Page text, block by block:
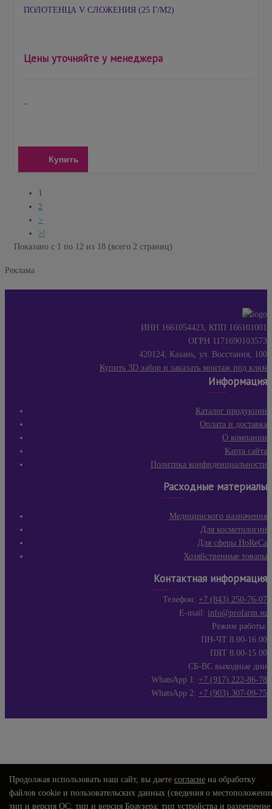
ПОЛОТЕНЦА V СЛОЖЕНИЯ (25 Г/М2)
Цены уточняйте у менеджера
..
Купить
1
2
>
>|
Показано с 1 по 12 из 18 (всего 2 страниц)
Реклама
ИНН 1661054423, КПП 166101001
ОГРН 1171690103573
420124, Казань, ул. Восстания, 100
Купить 3D забор и заказать монтаж под ключ
Информация
Каталог продукции
Оплата и доставка
О компании
Карта сайта
Политика конфиденциальности
Расходные материалы
Медицинского назначения
Для косметологии
Для сферы HoReCa
Хозяйственные товары
Контактная информация
Телефон: +7 (843) 250-76-07
E-mail: info@profarm.su
Режим работы:
ПН-ЧТ 8.00-16.00
ПЯТ 8.00-15.00
СБ-ВС выходные дни
WhatsApp 1: +7 (917) 222-86-78
WhatsApp 2: +7 (903) 307-09-75
Продолжая использовать наш сайт, вы даете согласие на обработку
файлов cookie и пользовательских данных (сведения о
тип и версия ОС; тип и версия Браузера; тип устройства и разрешение